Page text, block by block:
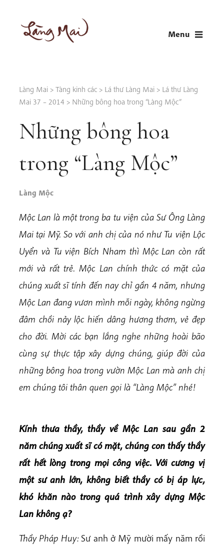
content
Menu
Làng Mai > Tàng kinh các > Lá thư Làng Mai > Lá thư Làng
Mai 37 – 2014 > Những bông hoa trong “Làng Mộc”
Những bông hoa
trong “Làng Mộc”
Làng Mộc
Mộc Lan là một trong ba tu viện của Sư Ông Làng
Mai tại Mỹ. So với anh chị của nó như Tu viện Lộc
Uyển và Tu viện Bích Nham thì Mộc Lan còn rất
mới và rất trẻ. Mộc Lan chính thức có mặt của
chúng xuất sĩ tính đến nay chỉ gần 4 năm, nhưng
Mộc Lan đang vươn mình mỗi ngày, không ngừng
đâm chồi nảy lộc hiến dâng hương thơm, vẻ đẹp
cho đời. Mời các bạn lắng nghe những hoài bão
cùng sự thực tập xây dựng chúng, giúp đời của
những bông hoa trong vườn Mộc Lan mà anh chị
em chúng tôi thân quen gọi là “Làng Mộc” nhé!
Kính thưa thầy, thầy về Mộc Lan sau gần 2
năm chúng xuất sĩ có mặt, chúng con thấy thầy
rất hết lòng trong mọi công việc. Với cương vị
một sư anh lớn, không biết thầy có bị áp lực,
khó khăn nào trong quá trình xây dựng Mộc
Lan không ạ?
Thầy Pháp Huy:Sư anh ở Mỹ mười mấy năm rồi